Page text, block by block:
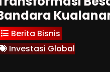
Berita Bisnis
Investasi Global